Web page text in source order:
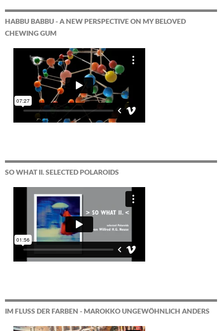
HABBU BABBU - A NEW PERSPECTIVE ON MY BELOVED
CHEWING GUM
SO WHAT II. SELECTED POLAROIDS
IM FLUSS DER FARBEN - MAROKKO UNGEWÖHNLICH ANDERS